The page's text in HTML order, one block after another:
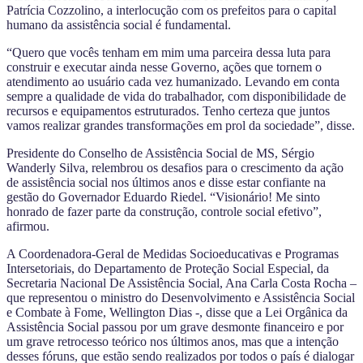
Patrícia Cozzolino, a interlocução com os prefeitos para o capital
humano da assistência social é fundamental.
“Quero que vocês tenham em mim uma parceira dessa luta para
construir e executar ainda nesse Governo, ações que tornem o
atendimento ao usuário cada vez humanizado. Levando em conta
sempre a qualidade de vida do trabalhador, com disponibilidade de
recursos e equipamentos estruturados. Tenho certeza que juntos
vamos realizar grandes transformações em prol da sociedade”, disse.
Presidente do Conselho de Assistência Social de MS, Sérgio
Wanderly Silva, relembrou os desafios para o crescimento da ação
de assistência social nos últimos anos e disse estar confiante na
gestão do Governador Eduardo Riedel. “Visionário! Me sinto
honrado de fazer parte da construção, controle social efetivo”,
afirmou.
A Coordenadora-Geral de Medidas Socioeducativas e Programas
Intersetoriais, do Departamento de Proteção Social Especial, da
Secretaria Nacional De Assistência Social, Ana Carla Costa Rocha –
que representou o ministro do Desenvolvimento e Assistência Social
e Combate à Fome, Wellington Dias -, disse que a Lei Orgânica da
Assistência Social passou por um grave desmonte financeiro e por
um grave retrocesso teórico nos últimos anos, mas que a intenção
desses fóruns, que estão sendo realizados por todos o país é dialogar